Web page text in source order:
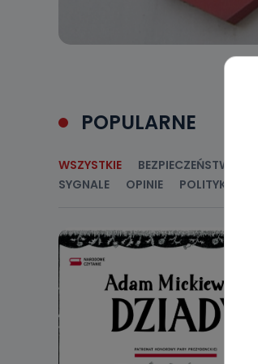
POPULARNE
WSZYSTKIE BEZPIECZEŃSTWO
SYGNALE
OPINIE POLITYKA